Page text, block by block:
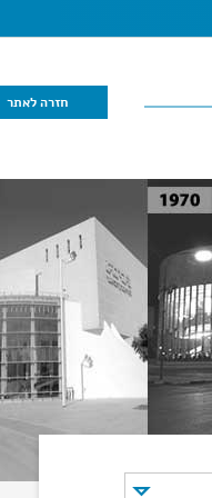
חזרה לאתר